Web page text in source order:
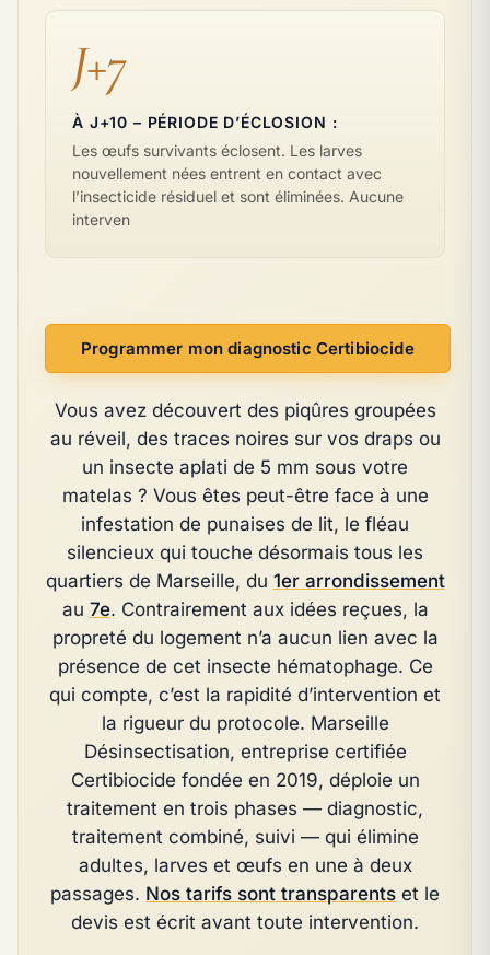
J+7
À J+10 – PÉRIODE D’ÉCLOSION :
Les œufs survivants éclosent. Les larves
nouvellement nées entrent en contact avec
l’insecticide résiduel et sont éliminées. Aucune
interven
Programmer mon diagnostic Certibiocide
Vous avez découvert des piqûres groupées
au réveil, des traces noires sur vos draps ou
un insecte aplati de 5 mm sous votre
matelas ? Vous êtes peut-être face à une
infestation de punaises de lit, le fléau
silencieux qui touche désormais tous les
quartiers de Marseille, du 1er arrondissement
au 7e. Contrairement aux idées reçues, la
propreté du logement n’a aucun lien avec la
présence de cet insecte hématophage. Ce
qui compte, c’est la rapidité d’intervention et
la rigueur du protocole. Marseille
Désinsectisation, entreprise certifiée
Certibiocide fondée en 2019, déploie un
traitement en trois phases — diagnostic,
traitement combiné, suivi — qui élimine
adultes, larves et œufs en une à deux
passages. Nos tarifs sont transparents et le
devis est écrit avant toute intervention.